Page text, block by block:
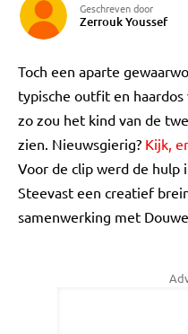
Geschreven door
Zerrouk Youssef
Toch een aparte
typische outfit en
zo zou het kind van de
zien. Nieuwsgierig? Kijk,
Voor de clip werd de hulp
Steevast een creatief
samenwerking met